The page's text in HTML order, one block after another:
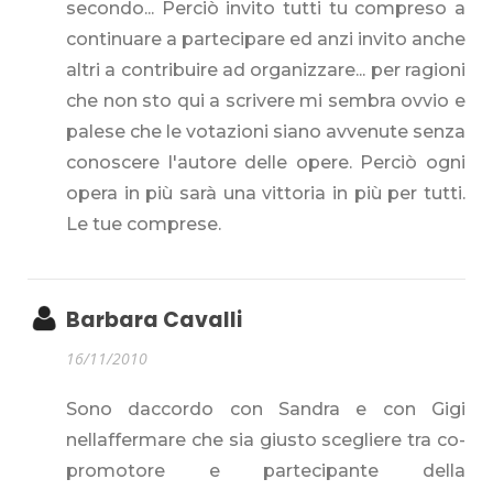
secondo... Perciò invito tutti tu compreso a
continuare a partecipare ed anzi invito anche
altri a contribuire ad organizzare... per ragioni
che non sto qui a scrivere mi sembra ovvio e
palese che le votazioni siano avvenute senza
conoscere l'autore delle opere. Perciò ogni
opera in più sarà una vittoria in più per tutti.
Le tue comprese.
Barbara Cavalli
16/11/2010
Sono daccordo con Sandra e con Gigi
nellaffermare che sia giusto scegliere tra co-
promotore e partecipante della